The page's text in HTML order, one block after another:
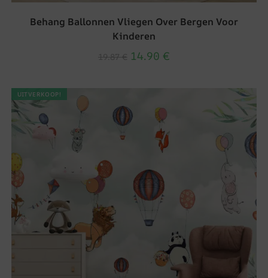
Behang Ballonnen Vliegen Over Bergen Voor
Kinderen
14.90 €
UITVERKOOP!